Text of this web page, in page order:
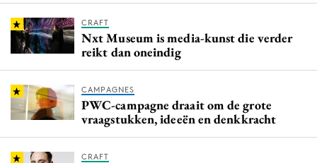
CRAFT
Nxt Museum is media-kunst die verder
reikt dan oneindig
CAMPAGNES
PWC-campagne draait om de grote
vraagstukken, ideeën en denkkracht
CRAFT